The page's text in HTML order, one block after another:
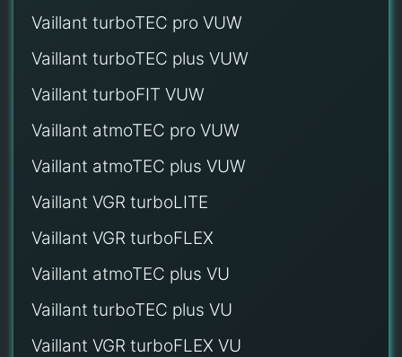
Vaillant turboTEC pro VUW
Vaillant turboTEC plus VUW
Vaillant turboFIT VUW
Vaillant atmoTEC pro VUW
Vaillant atmoTEC plus VUW
Vaillant VGR turboLITE
Vaillant VGR turboFLEX
Vaillant atmoTEC plus VU
Vaillant turboTEC plus VU
Vaillant VGR turboFLEX VU